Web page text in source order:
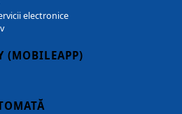
electronice
(MOBILEAPP)